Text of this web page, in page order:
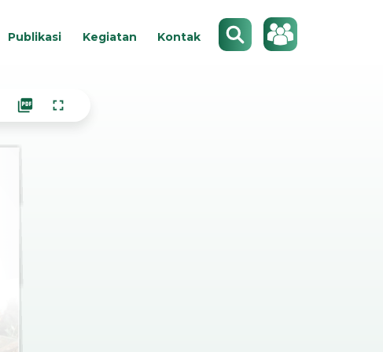
Publikasi Kegiatan Kontak
Search
picture_as_pdf fullscreen